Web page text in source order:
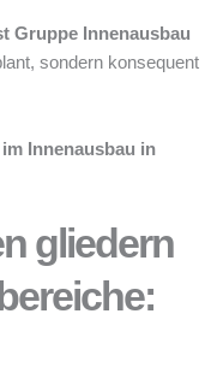
Gruppe Innenausbau
sondern konsequent
Innenausbau in
gliedern